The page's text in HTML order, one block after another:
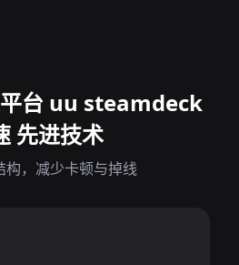
台 uu steamdeck
先进技术
构，减少卡顿与掉线